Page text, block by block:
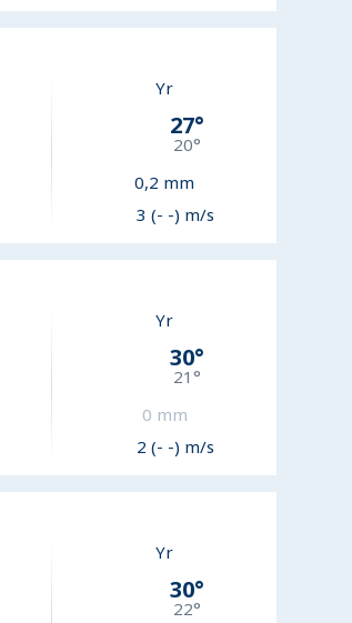
Yr
27°
20°
0,2 mm
3 (- -) m/s
Yr
30°
21 °
0 mm
2 (- -) m/s
Yr
30°
22°